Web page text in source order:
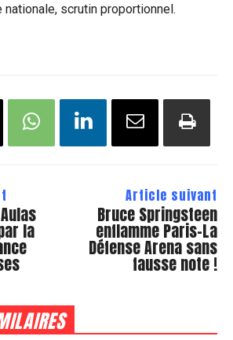
nationale, scrutin proportionnel.
la
Article suivant
Bruce Springsteen
enflamme Paris-La
Défense Arena sans
fausse note !